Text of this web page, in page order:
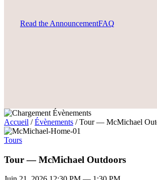
Read the AnnouncementFAQ
Accueil / Évènements / Tour — McMichael
Tours
Tour — McMichael Outdoors